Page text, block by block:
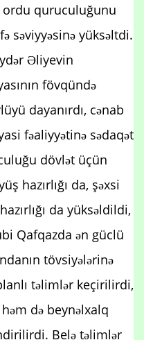
ordu quruculuğunu
səviyyəsinə yüksəltdi.
Əliyevin
fövqündə
dayanırdı, cənab
fəaliyyətinə sədaqət
dövlət üçün
hazırlığı da, şəxsi
da yüksəldildi,
Qafqazda ən güclü
tövsiyələrinə
təlimlər keçirilirdi,
də beynəlxalq
Belə təlimlər